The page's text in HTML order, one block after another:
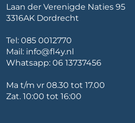
Laan der Verenigde Naties 95
3316AK Dordrecht
Tel: 085 0012770
Mail: info@fl4y.nl
Whatsapp: 06 13737456
Ma t/m vr 08.30 tot 17.00
Zat. 10:00 tot 16:00